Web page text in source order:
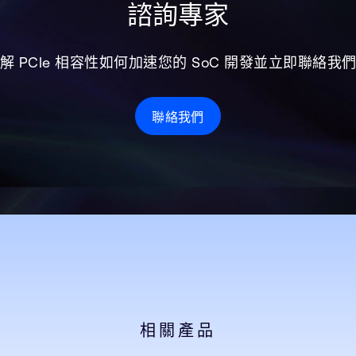
諮詢專家
PCIe 相容性如何加速您的 SoC 開發並立即聯絡我
聯絡我們
相關產品